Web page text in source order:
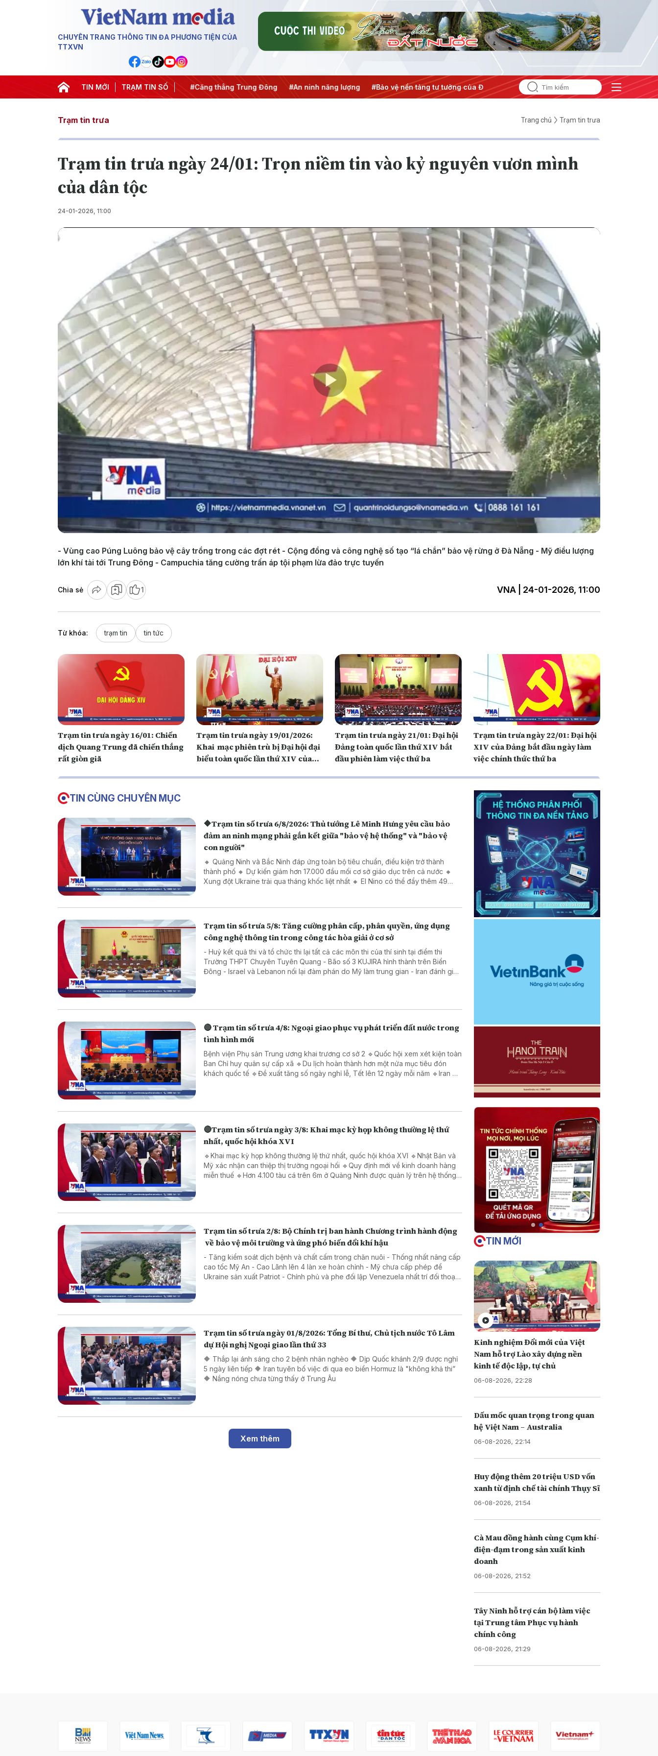
CHUYÊN TRANG THÔNG TIN ĐA PHƯƠNG TIỆN CỦA
TTXVN
TIN MỚI TRẠM TIN SỐ
dịch 500 ngày đêm #Chống khai thác IUU #Căng thẳng Trung Đông #An ninh năng lượng #Bảo vệ nền tảng tư tưởng của Đảng #Hội nghị Trung ương 3
Trạm tin trưa Trang chủ Trạm tin trưa
Trạm tin trưa ngày 24/01: Trọn niềm tin vào kỷ nguyên vươn mình
của dân tộc
24-01-2026, 11:00
Play
Video
- Vùng cao Púng Luông bảo vệ cây trồng trong các đợt rét - Cộng đồng và công nghệ số tạo “lá chắn” bảo vệ rừng ở Đà Nẵng - Mỹ điều lượng
lớn khí tài tới Trung Đông - Campuchia tăng cường trấn áp tội phạm lừa đảo trực tuyến
Chia sẻ 1 VNA | 24-01-2026, 11:00
Từ khóa: trạm tin tin tức
Trạm tin trưa ngày 16/01: Chiến
dịch Quang Trung đã chiến thắng
rất giòn giã
Trạm tin trưa ngày 19/01/2026:
Khai mạc phiên trù bị Đại hội đại
biểu toàn quốc lần thứ XIV của
Trạm tin trưa ngày 21/01: Đại hội
Đảng toàn quốc lần thứ XIV bắt
đầu phiên làm việc thứ ba
Trạm tin trưa ngày 22/01: Đại hội
XIV của Đảng bắt đầu ngày làm
việc chính thức thứ ba
TIN CÙNG CHUYÊN MỤC
🔶Trạm tin số trưa 6/8/2026: Thủ tướng Lê Minh Hưng yêu cầu bảo
đảm an ninh mạng phải gắn kết giữa "bảo vệ hệ thống" và "bảo vệ
con người"
🔸 Quảng Ninh và Bắc Ninh đáp ứng toàn bộ tiêu chuẩn, điều kiện trở thành
thành phố 🔸 Dự kiến giảm hơn 17.000 đầu mối cơ sở giáo dục trên cả nước 🔸
Xung đột Ukraine trải qua tháng khốc liệt nhất 🔸 El Nino có thể đẩy thêm 49
Trạm tin số trưa 5/8: Tăng cường phân cấp, phân quyền, ứng dụng
công nghệ thông tin trong công tác hòa giải ở cơ sở
- Huỷ kết quả thi và tổ chức thi lại tất cả các môn thi của thí sinh tại điểm thi
Trường THPT Chuyên Tuyên Quang - Bão số 3 KUJIRA hình thành trên Biển
Đông - Israel và Lebanon nối lại đàm phán do Mỹ làm trung gian - Iran đánh giá
🔴 Trạm tin số trưa 4/8: Ngoại giao phục vụ phát triển đất nước trong
tình hình mới
Bệnh viện Phụ sản Trung ương khai trương cơ sở 2 🔹Quốc hội xem xét kiện toàn
Ban Chỉ huy quân sự cấp xã 🔹Du lịch hoàn thành hơn một nửa mục tiêu đón
khách quốc tế 🔹Đề xuất tăng số ngày nghỉ lễ, Tết lên 12 ngày mỗi năm 🔹Iran đề
🔴Trạm tin số trưa ngày 3/8: Khai mạc kỳ họp không thường lệ thứ
nhất, quốc hội khóa XVI
🔹Khai mạc kỳ họp không thường lệ thứ nhất, quốc hội khóa XVI 🔹Nhật Bản và
Mỹ xác nhận can thiệp thị trường ngoại hối 🔹Quy định mới về kinh doanh hàng
miễn thuế 🔹Hơn 4.100 tàu cá trên 6m ở Quảng Ninh được quản lý trên hệ thống
Trạm tin số trưa 2/8: Bộ Chính trị ban hành Chương trình hành động
về bảo vệ môi trường và ứng phó biến đổi khí hậu
- Tăng kiểm soát dịch bệnh và chất cấm trong chăn nuôi - Thống nhất nâng cấp
cao tốc Mỹ An - Cao Lãnh lên 4 làn xe hoàn chỉnh - Mỹ chưa cấp phép để
Ukraine sản xuất Patriot - Chính phủ và phe đối lập Venezuela nhất trí đối thoại
Trạm tin số trưa ngày 01/8/2026: Tổng Bí thư, Chủ tịch nước Tô Lâm
dự Hội nghị Ngoại giao lần thứ 33
🔶 Thắp lại ánh sáng cho 2 bệnh nhân nghèo 🔶 Dịp Quốc khánh 2/9 được nghỉ
5 ngày liên tiếp 🔶 Iran tuyên bố việc đi qua eo biển Hormuz là "không khả thi”
🔶 Nắng nóng chưa từng thấy ở Trung Âu
Xem thêm
TIN MỚI
Kinh nghiệm Đổi mới của Việt
Nam hỗ trợ Lào xây dựng nền
kinh tế độc lập, tự chủ
06-08-2026, 22:28
Dấu mốc quan trọng trong quan
hệ Việt Nam – Australia
06-08-2026, 22:14
Huy động thêm 20 triệu USD vốn
xanh từ định chế tài chính Thụy Sĩ
06-08-2026, 21:54
Cà Mau đồng hành cùng Cụm khí-
điện-đạm trong sản xuất kinh
doanh
06-08-2026, 21:52
Tây Ninh hỗ trợ cán bộ làm việc
tại Trung tâm Phục vụ hành
chính công
06-08-2026, 21:29